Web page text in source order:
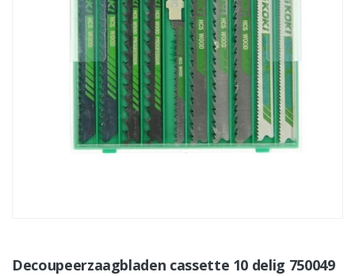
Decoupeerzaagbladen cassette 10 delig 750049